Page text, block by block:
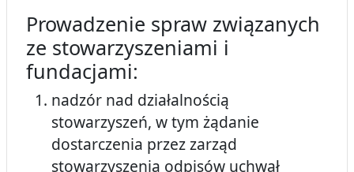
Prowadzenie spraw związanych
ze stowarzyszeniami i
fundacjami:
nadzór nad działalnością
stowarzyszeń, w tym żądanie
dostarczenia przez zarząd
stowarzyszenia odpisów uchwał